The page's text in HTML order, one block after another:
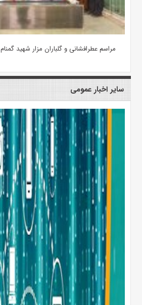
مراسم عطرافشانی و گلباران مزار شهید گمنام
سایر اخبار عمومی